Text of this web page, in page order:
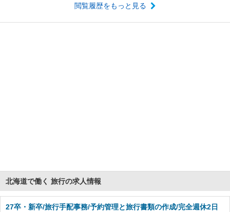
閲覧履歴をもっと見る
北海道で働く 旅行の求人情報
27卒・新卒/旅行手配事務/予約管理と旅行書類の作成/完全週休2日